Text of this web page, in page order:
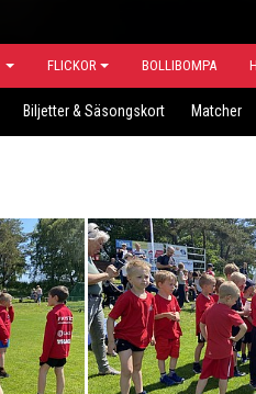
FLICKOR BOLLIBOMPA
Biljetter & Säsongskort Matcher